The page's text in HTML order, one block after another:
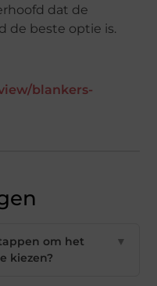
dat de
de beste optie is.
blankers-
om het
kiezen?
▼